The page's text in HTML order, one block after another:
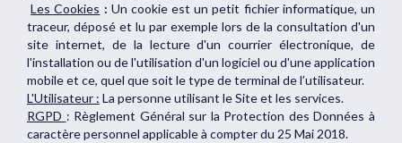
Les Cookies : Un cookie est un petit fichier informatique, un
traceur, déposé et lu par exemple lors de la consultation d'un
site internet, de la lecture d'un courrier électronique, de
l'installation ou de l'utilisation d'un logiciel ou d'une application
mobile et ce, quel que soit le type de terminal de l’utilisateur.
L'Utilisateur : La personne utilisant le Site et les services.
RGPD : Règlement Général sur la Protection des Données à
caractère personnel applicable à compter du 25 Mai 2018.